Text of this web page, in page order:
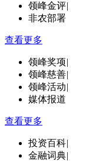
领峰金评|
非农部署
查看更多
领峰奖项|
领峰慈善|
领峰活动|
媒体报道
查看更多
投资百科|
金融词典|